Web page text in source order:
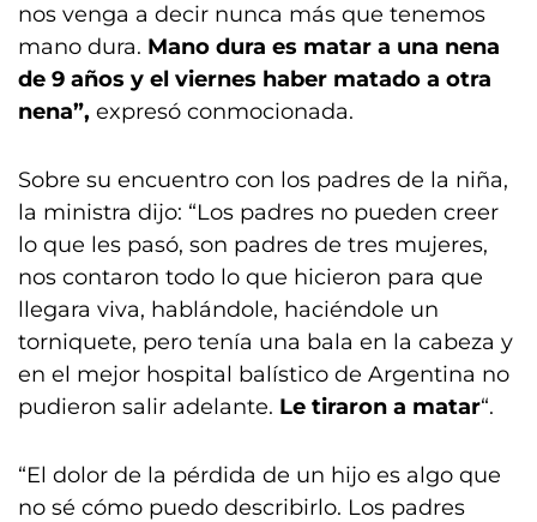
nos venga a decir nunca más que tenemos
mano dura. Mano dura es matar a una nena
de 9 años y el viernes haber matado a otra
nena”, expresó conmocionada.
Sobre su encuentro con los padres de la niña,
la ministra dijo: “Los padres no pueden creer
lo que les pasó, son padres de tres mujeres,
nos contaron todo lo que hicieron para que
llegara viva, hablándole, haciéndole un
torniquete, pero tenía una bala en la cabeza y
en el mejor hospital balístico de Argentina no
pudieron salir adelante. Le tiraron a matar“.
“El dolor de la pérdida de un hijo es algo que
no sé cómo puedo describirlo. Los padres